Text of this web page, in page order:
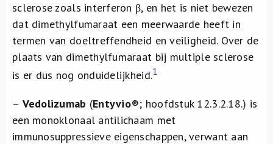
sclerose zoals interferon β, en het is niet bewezen
dat dimethylfumaraat een meerwaarde heeft in
termen van doeltreffendheid en veiligheid. Over de
plaats van dimethylfumaraat bij multiple sclerose
is er dus nog onduidelijkheid.1
– Vedolizumab (Entyvio®; hoofdstuk 12.3.2.18.) is
een monoklonaal antilichaam met
immunosuppressieve eigenschappen, verwant aan